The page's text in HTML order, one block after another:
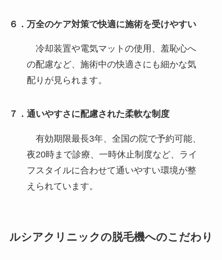
６．万全のケア対策で快適に施術を受けやすい
冷却装置や電気マットの使用、羞恥心へ
の配慮など、施術中の快適さにも細かな気
配りが見られます。
７．通いやすさに配慮された柔軟な制度
有効期限最長3年、全国の院で予約可能、
夜20時まで診療、一時休止制度など、ライ
フスタイルに合わせて通いやすい環境が整
えられています。
ルシアクリニックの脱毛機へのこだわり